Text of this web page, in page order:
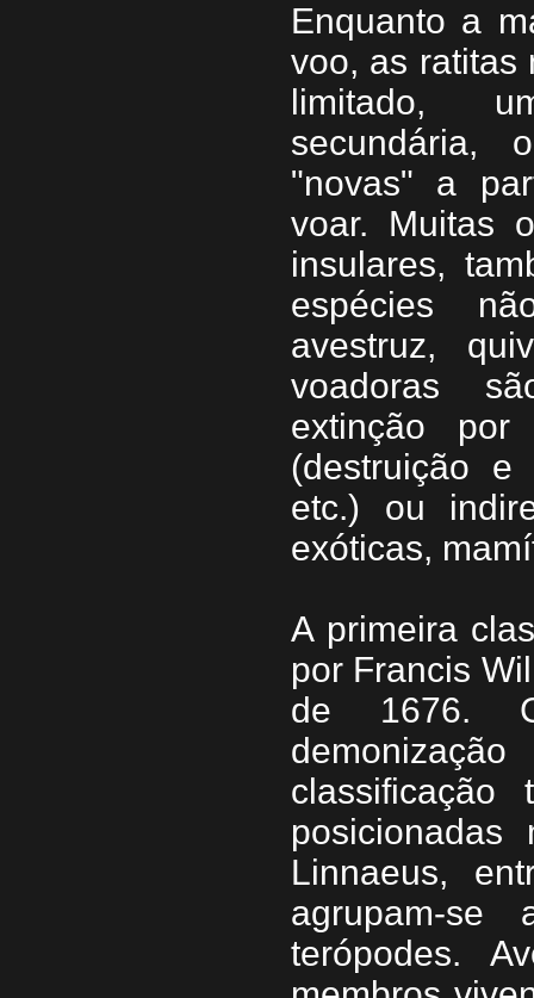
Enquanto a
voo, as ratitas
limitado,
secundária,
"novas" a
voar. Muitas
insulares,
espécies
avestruz,
voadoras
extinção
(destruição e
etc.) ou
exóticas,
A primeira
por Francis
de 1676.
classificação
Linnaeus,
agrupam-
terópodes.